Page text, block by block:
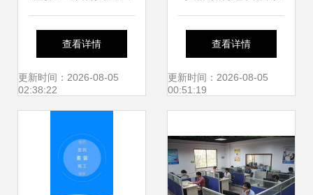
银 网络游戏赚钱与
最新网络技术服务
查看详情
更新时间：2026-08-05
02:38:22
物流业的下一个核
心风口是？
查看详情
更新时间：2026-08-05
00:51:19